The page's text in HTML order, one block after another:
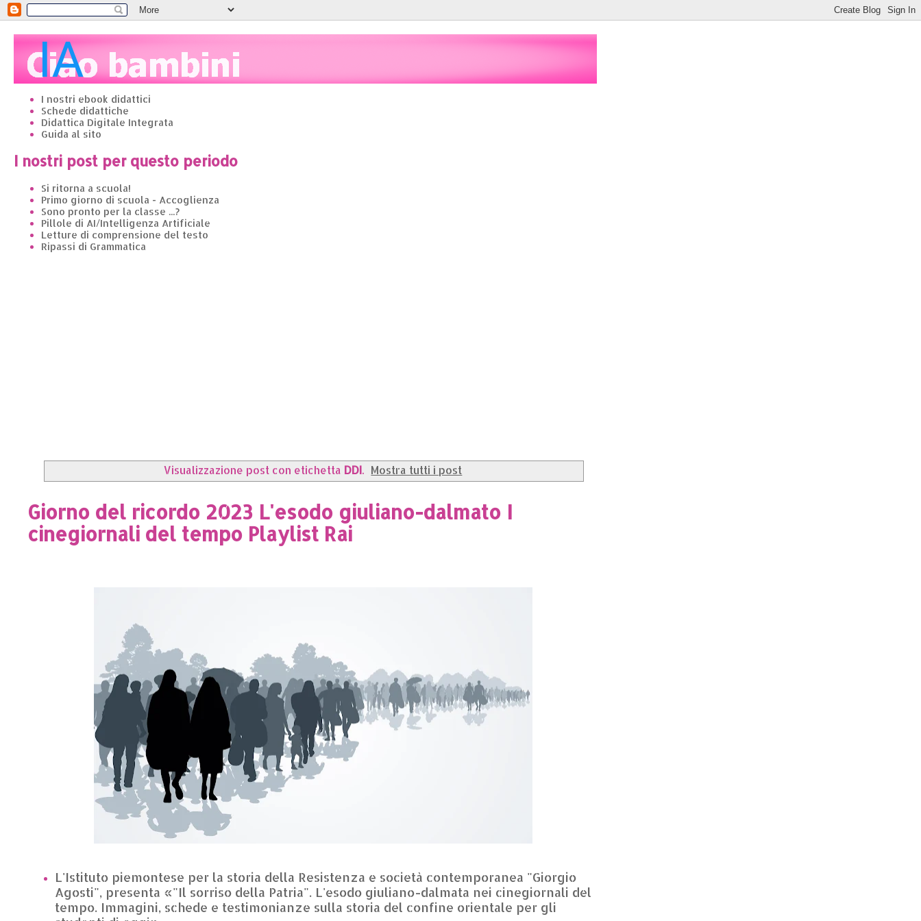
I nostri ebook didattici
Schede didattiche
Didattica Digitale Integrata
Guida al sito
I nostri post per questo periodo
Si ritorna a scuola!
Primo giorno di scuola - Accoglienza
Sono pronto per la classe ...?
Pillole di AI/Intelligenza Artificiale
Letture di comprensione del testo
Ripassi di Grammatica
Visualizzazione post con etichetta DDI. Mostra tutti i post
Giorno del ricordo 2023 L'esodo giuliano-dalmato I
cinegiornali del tempo Playlist Rai
L'Istituto piemontese per la storia della Resistenza e società contemporanea "Giorgio
Agosti", presenta «"Il sorriso della Patria". L'esodo giuliano-dalmata nei cinegiornali del
tempo. Immagini, schede e testimonianze sulla storia del confine orientale per gli